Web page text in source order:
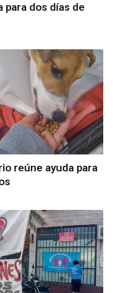
para dos días de
reúne ayuda para